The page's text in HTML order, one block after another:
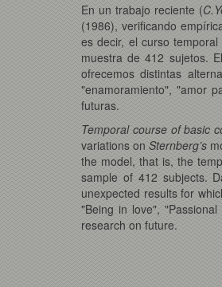
En un trabajo reciente (
(1986), verificando
es decir, el curso
muestra de 412 sujetos.
ofrecemos distintas
"enamoramiento", "amor
futuras.
Temporal course of basic
variations onSternberg’s
the model, that is, the
sample of 412 subjects.
unexpected results for
"Being in love",
research on future.